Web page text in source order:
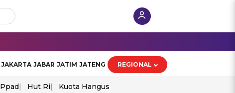
JAKARTA JABAR JATIM JATENG REGIONAL
Ppad Hut Ri Kuota Hangus